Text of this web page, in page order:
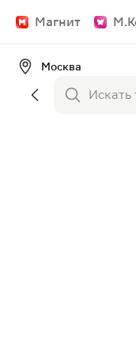
Магнит
Москва